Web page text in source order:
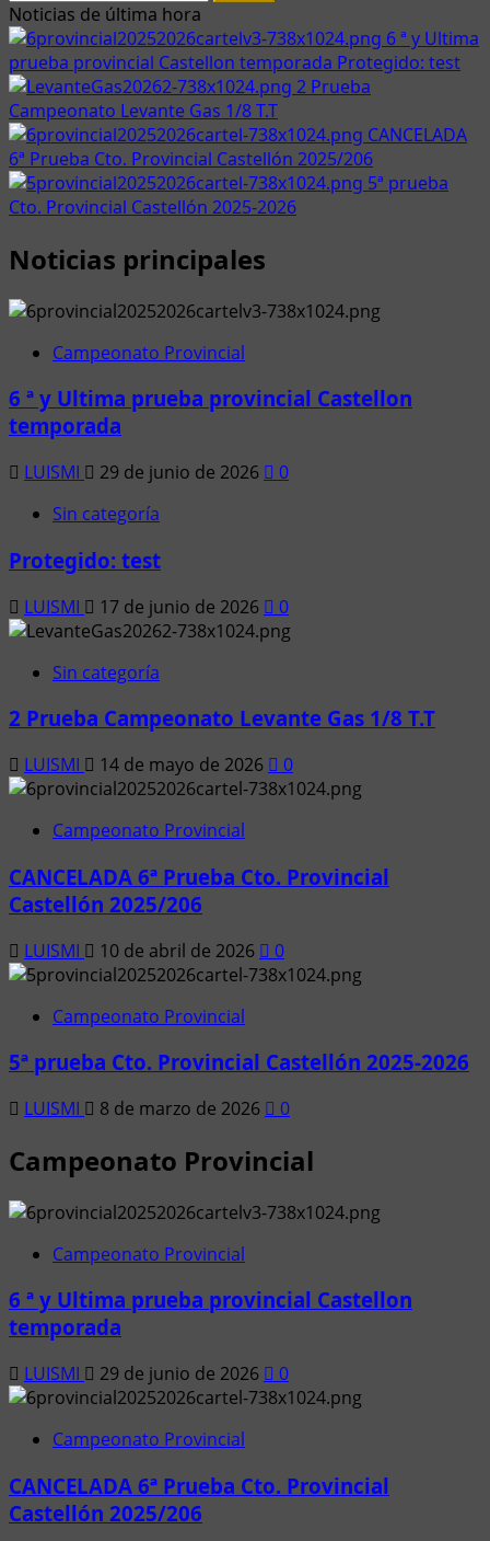
Noticias de última hora
6 ª y Ultima
prueba provincial Castellon temporada Protegido: test
2 Prueba
Campeonato Levante Gas 1/8 T.T
CANCELADA
6ª Prueba Cto. Provincial Castellón 2025/206
5ª prueba
Cto. Provincial Castellón 2025-2026
Noticias principales
Campeonato Provincial
6 ª y Ultima prueba provincial Castellon
temporada
LUISMI 29 de junio de 2026
0
Sin categoría
Protegido: test
LUISMI 17 de junio de 2026 0
Sin categoría
2 Prueba Campeonato Levante Gas 1/8 T.T
LUISMI 14 de mayo de 2026 0
Campeonato Provincial
CANCELADA 6ª Prueba Cto. Provincial
Castellón 2025/206
LUISMI 10 de abril de 2026 0
Campeonato Provincial
5ª prueba Cto. Provincial Castellón 2025-2026
LUISMI 8 de marzo de 2026 0
Campeonato Provincial
Campeonato Provincial
6 ª y Ultima prueba provincial Castellon
temporada
LUISMI 29 de junio de 2026 0
Campeonato Provincial
CANCELADA 6ª Prueba Cto. Provincial
Castellón 2025/206